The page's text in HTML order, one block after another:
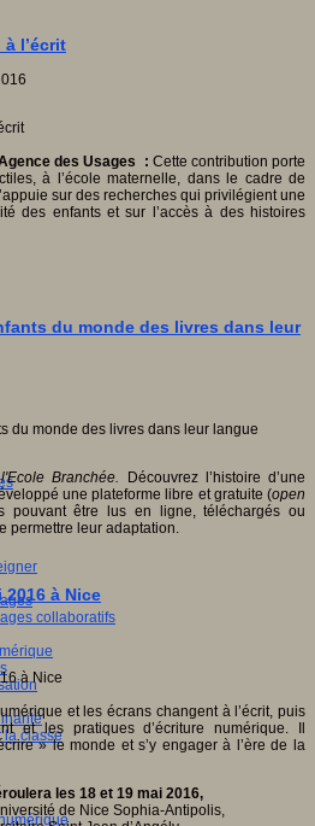
collaboratifs
la classe
l’écrit
des Usages : Cette contribution porte
à l’école maternelle, dans le cadre de
sur des recherches qui privilégient une
des enfants et sur l’accès à des histoires
du monde des livres dans leur
Branchée. Découvrez l’histoire d’une
une plateforme libre et gratuite (open
pouvant être lus en ligne, téléchargés ou
permettre leur adaptation.
2016 à Nice
et les écrans changent à l’écrit, puis
et les pratiques d’écriture numérique. Il
» le monde et s’y engager à l’ère de la
les 18 et 19 mai 2016,
de Nice Sophia-Antipolis,